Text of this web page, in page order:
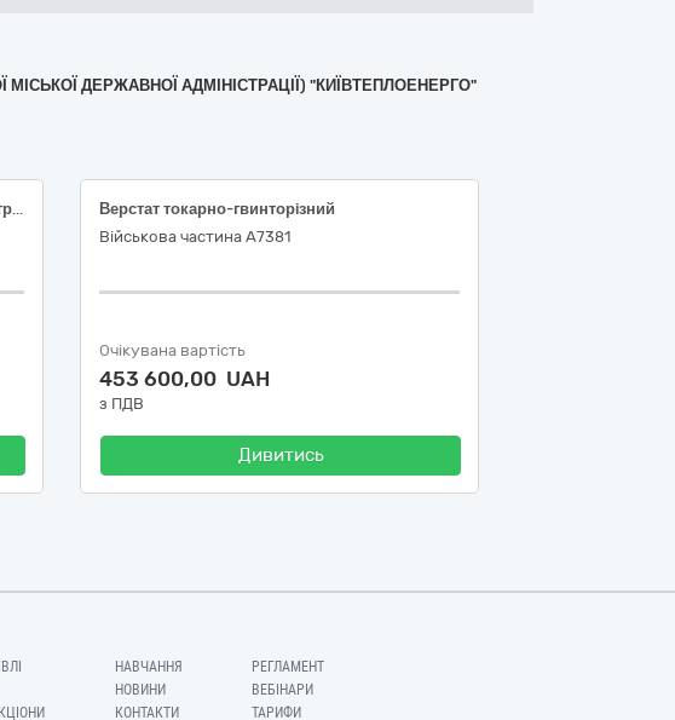
МІСЬКОЇ ДЕРЖАВНОЇ АДМІНІСТРАЦІЇ) "КИЇВТЕПЛОЕНЕРГО"
Верстати для розведення та заточування стрічкових пил (код за ДК 021:2015 Єдиного закупівельного словника 42630000-1 Металообробні верстати)
Верстат токарно-гвинторiзний
Військова частина А7381
Очікувана вартість
453 600,00 UAH
з ПДВ
Дивитись
НАВЧАННЯ
НОВИНИ
КОНТАКТИ
РЕГЛАМЕНТ
ВЕБІНАРИ
ТАРИФИ